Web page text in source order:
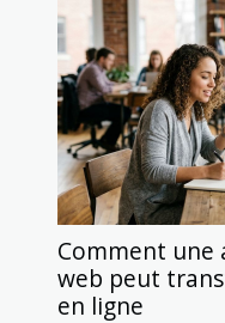
Comment une
web peut
en ligne